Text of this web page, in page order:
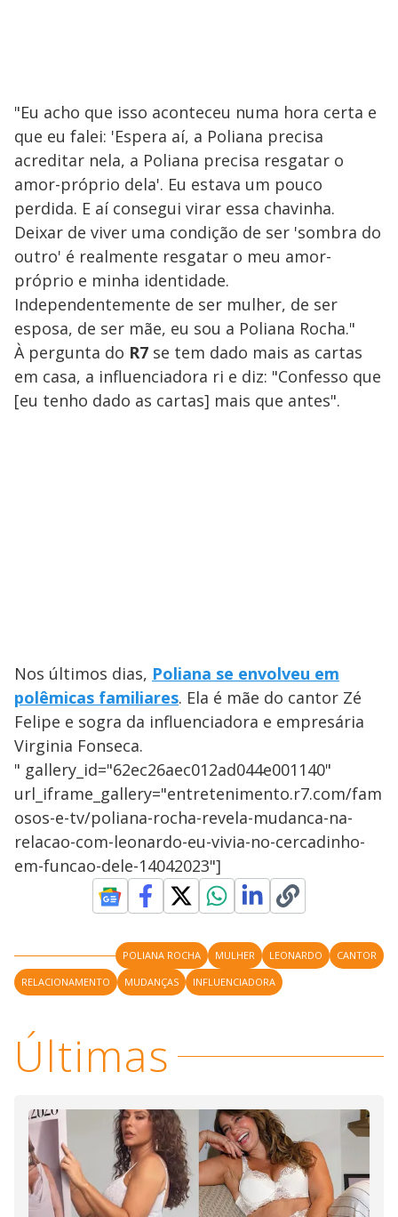
"Eu acho que isso aconteceu numa hora certa e
que eu falei: 'Espera aí, a Poliana precisa
acreditar nela, a Poliana precisa resgatar o
amor-próprio dela'. Eu estava um pouco
perdida. E aí consegui virar essa chavinha.
Deixar de viver uma condição de ser 'sombra do
outro' é realmente resgatar o meu amor-
próprio e minha identidade.
Independentemente de ser mulher, de ser
esposa, de ser mãe, eu sou a Poliana Rocha."
À pergunta do R7 se tem dado mais as cartas
em casa, a influenciadora ri e diz: "Confesso que
[eu tenho dado as cartas] mais que antes".
Nos últimos dias, Poliana se envolveu em
polêmicas familiares. Ela é mãe do cantor Zé
Felipe e sogra da influenciadora e empresária
Virginia Fonseca.
" gallery_id="62ec26aec012ad044e001140"
url_iframe_gallery="entretenimento.r7.com/fam
osos-e-tv/poliana-rocha-revela-mudanca-na-
relacao-com-leonardo-eu-vivia-no-cercadinho-
em-funcao-dele-14042023"]
POLIANA ROCHA MULHER LEONARDO
CANTOR
RELACIONAMENTO
MUDANÇAS INFLUENCIADORA
Últimas